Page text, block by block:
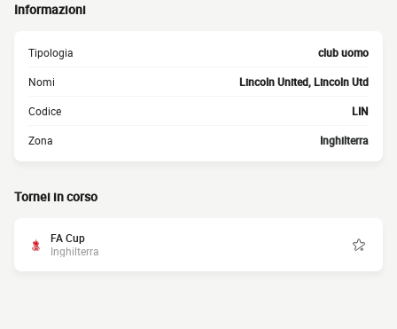
Informazioni
Tipologia club uomo
Nomi Lincoln United, Lincoln Utd
Codice LIN
Zona Inghilterra
Tornei in corso
FA Cup
Inghilterra